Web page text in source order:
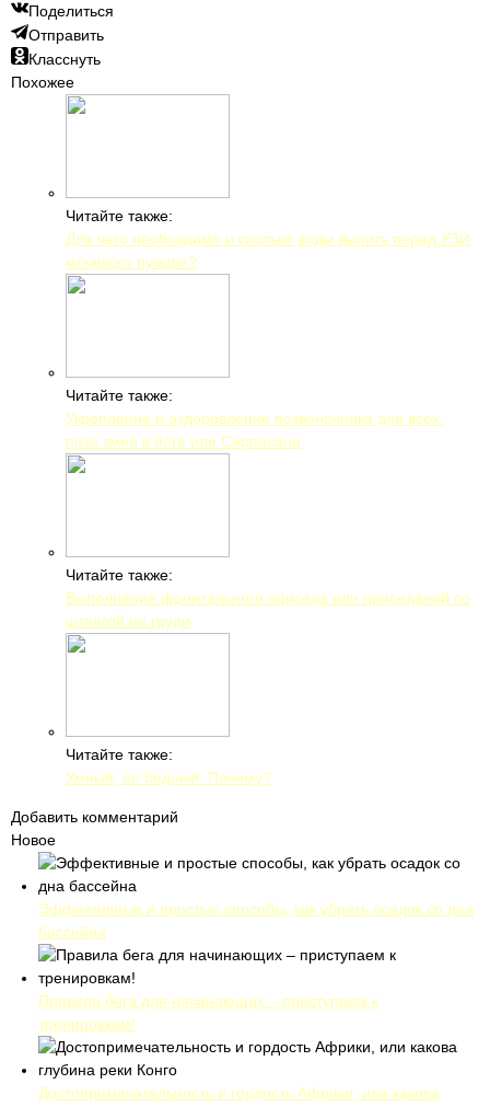
Поделиться
Отправить
Класснуть
Похожее
Читайте также:
Для чего необходимо и сколько воды выпить перед УЗИ
мочевого пузыря?
Читайте также:
Укрепление и оздоровление позвоночника для всех:
поза змеи в йоге или Сарпасана
Читайте также:
Выполнение фронтального приседа или приседаний со
штангой на груди
Читайте также:
Умный, но бедный. Почему?
Добавить комментарий
Новое
Эффективные и простые способы, как убрать осадок со дна
бассейна
Правила бега для начинающих – приступаем к
тренировкам!
Достопримечательность и гордость Африки, или какова